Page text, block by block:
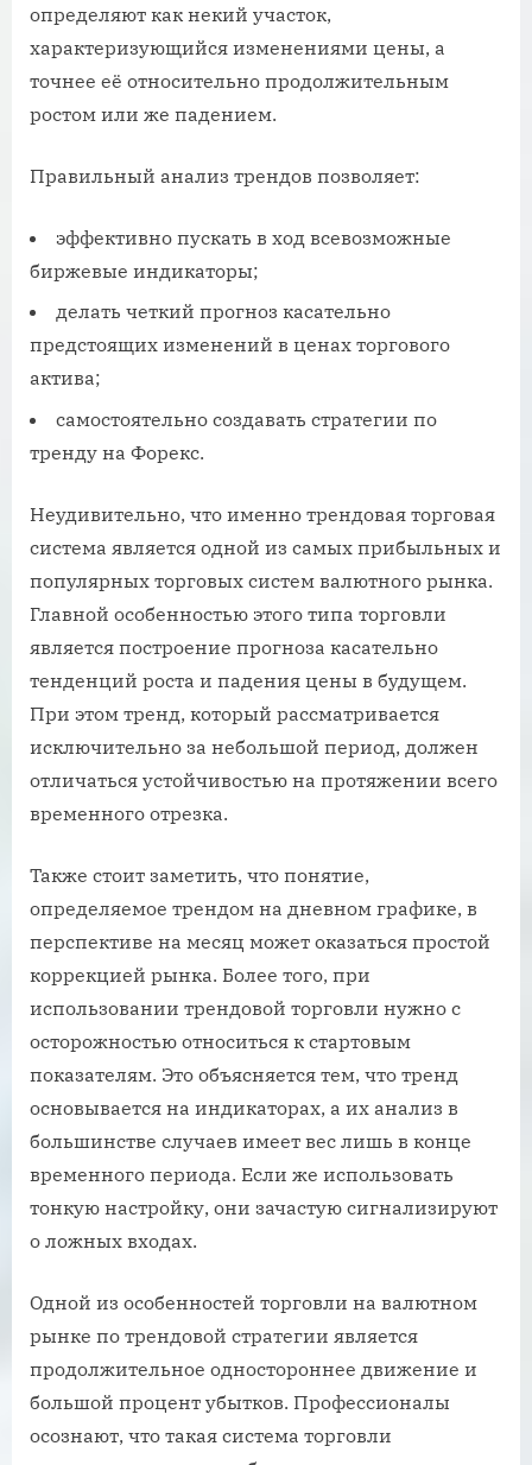
определяют как некий участок,
характеризующийся изменениями цены, а
точнее её относительно продолжительным
ростом или же падением.
Правильный анализ трендов позволяет:
эффективно пускать в ход всевозможные
биржевые индикаторы;
делать четкий прогноз касательно
предстоящих изменений в ценах торгового
актива;
самостоятельно создавать стратегии по
тренду на Форекс.
Неудивительно, что именно трендовая торговая
система является одной из самых прибыльных и
популярных торговых систем валютного рынка.
Главной особенностью этого типа торговли
является построение прогноза касательно
тенденций роста и падения цены в будущем.
При этом тренд, который рассматривается
исключительно за небольшой период, должен
отличаться устойчивостью на протяжении всего
временного отрезка.
Также стоит заметить, что понятие,
определяемое трендом на дневном графике, в
перспективе на месяц может оказаться простой
коррекцией рынка. Более того, при
использовании трендовой торговли нужно с
осторожностью относиться к стартовым
показателям. Это объясняется тем, что тренд
основывается на индикаторах, а их анализ в
большинстве случаев имеет вес лишь в конце
временного периода. Если же использовать
тонкую настройку, они зачастую сигнализируют
о ложных входах.
Одной из особенностей торговли на валютном
рынке по трендовой стратегии является
продолжительное одностороннее движение и
большой процент убытков. Профессионалы
осознают, что такая система торговли